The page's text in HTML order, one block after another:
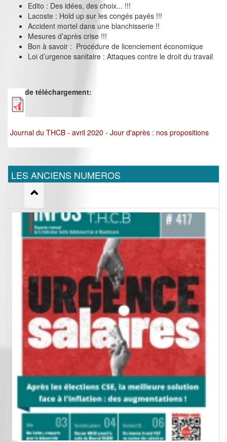
Edito : Des idées, des choix... !!!
Lacoste : Hold up sur les congés payés !!!
Accident mortel dans une blanchisserie !!
Mesures d’après crise !!!
Bon à savoir : Procédure de licenciement économique
Loi d’urgence sanitaire : Attaques contre le droit du travail
Lien de téléchargement:
Journal du THCB - avril 2020 - Jour d'après : nos propositions
LES ANCIENS NUMEROS